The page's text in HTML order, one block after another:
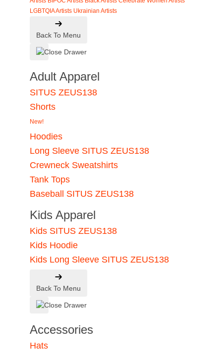
LGBTQIA Artists Ukrainian Artists
Back To Menu
Adult Apparel
SITUS ZEUS138
Shorts
New!
Hoodies
Long Sleeve SITUS ZEUS138
Crewneck Sweatshirts
Tank Tops
Baseball SITUS ZEUS138
Kids Apparel
Kids SITUS ZEUS138
Kids Hoodie
Kids Long Sleeve SITUS ZEUS138
Back To Menu
Accessories
Hats